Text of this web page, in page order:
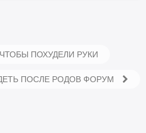
ПОХУДЕЛИ РУКИ
ПОСЛЕ РОДОВ ФОРУМ